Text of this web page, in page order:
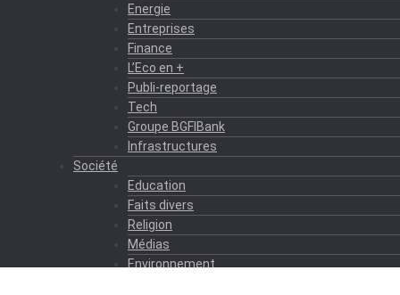
Energie
Entreprises
Finance
L’Eco en +
Publi-reportage
Tech
Groupe BGFIBank
Infrastructures
Société
Education
Faits divers
Religion
Médias
Environnement